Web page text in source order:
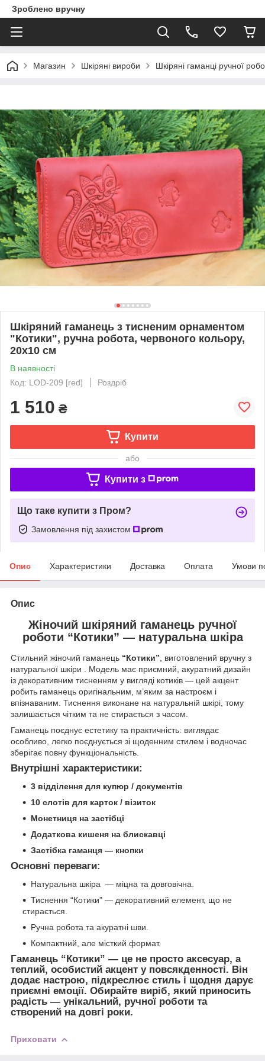
Зроблено вручну
Магазин Шкіряні вироби Шкіряні гаманці ручної
Шкіряний гаманець з тисненим орнаментом
"Котики", ручна робота, червоного кольору,
20х10 см
В наявності
Код: LOD-209 [red]
Роздріб
1 510 ₴
Купити
або
Купити з
Що таке купити з Пром?
Замовлення під захистом
Опис Характеристики Доставка Оплата Умови
Опис
Жіночий шкіряний гаманець ручної
роботи “Котики” — натуральна шкіра
Стильний жіночий гаманець “Котики”, виготовлений вручну з
натуральної шкіри . Модель має приємний, акуратний дизайн
із декоративним тисненням у вигляді котиків — цей акцент
робить гаманець оригінальним, м’яким за настроєм і
впізнаваним. Тиснення виконане на натуральній шкірі, тому
залишається чітким та не стирається з часом.
Гаманець поєднує естетику та практичність: виглядає
особливо, легко поєднується зі щоденним стилем і водночас
зберігає повну функціональність.
Внутрішні характеристики:
3 відділення для купюр / документів
10 слотів для карток / візиток
Монетниця на застібці
Додаткова кишеня на блискавці
Застібка гаманця — кнопки
Основні переваги:
Натуральна шкіра — міцна та довговічна.
Тиснення “Котики” — декоративний елемент, що не
стирається.
Ручна робота та акуратні шви.
Компактний, але місткий формат.
Гаманець “Котики” — це не просто аксесуар, а
теплий, особистий акцент у повсякденності. Він
додає настрою, підкреслює стиль і щодня дарує
приємні емоції. Обирайте виріб, який приносить
радість — унікальний, ручної роботи та
створений на довгі роки.
Приховати